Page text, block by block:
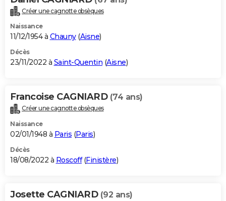
Créer une cagnotte obsèques
Naissance
11/12/1954 à Chauny(Aisne)
Décès
23/11/2022 à Saint-Quentin (Aisne)
Francoise CAGNIARD (74 ans)
Créer une cagnotte obsèques
Naissance
02/01/1948 à Paris (Paris)
Décès
18/08/2022 à Roscoff(Finistère)
Josette CAGNIARD (92 ans)